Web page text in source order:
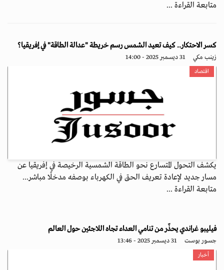
متابعة القراءة ...
كسر الاحتكار.. كيف تعيد الشمس رسم خريطة "عدالة الطاقة" في إفريقيا؟
زينب مكي 31 ديسمبر 2025 - 14:00
اقتصاد
يكشف التحول المتسارع نحو الطاقة الشمسية الرخيصة في إفريقيا عن
مسار جديد لإعادة تعريف الحق في الكهرباء بوصفه مدخلًا مباشر...
متابعة القراءة ...
فيليبو غراندي يحذّر من تنامي العداء تجاه اللاجئين حول العالم
جسور بوست 31 ديسمبر 2025 - 13:46
أخبار